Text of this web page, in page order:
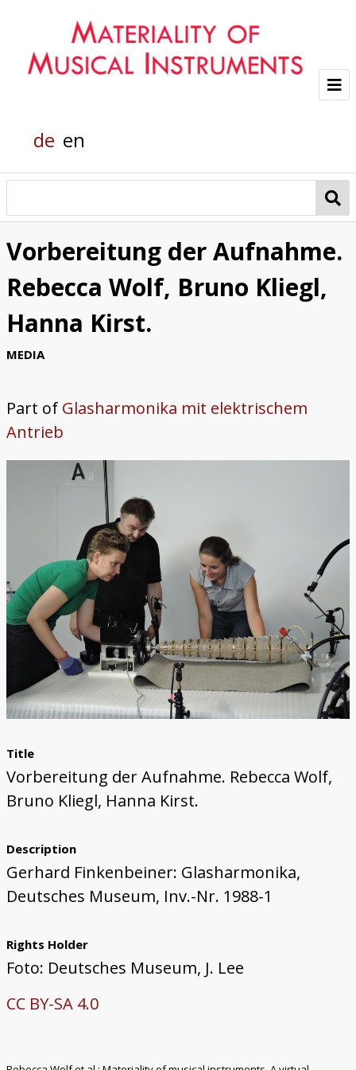
Helmholtz grand piano
Pianola
Organic Material
de en
Vorbereitung der Aufnahme.
Rebecca Wolf, Bruno Kliegl,
Hanna Kirst.
MEDIA
Part of Glasharmonika mit elektrischem
Antrieb
Title
Vorbereitung der Aufnahme. Rebecca Wolf,
Bruno Kliegl, Hanna Kirst.
Description
Gerhard Finkenbeiner: Glasharmonika,
Deutsches Museum, Inv.-Nr. 1988-1
Rights Holder
Foto: Deutsches Museum, J. Lee
CC BY-SA 4.0